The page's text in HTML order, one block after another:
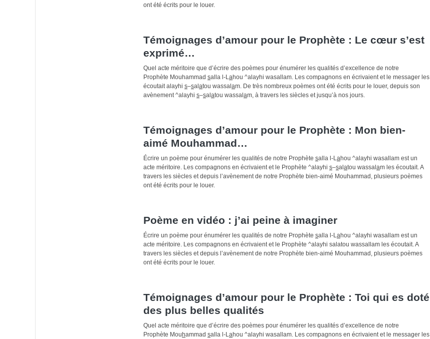
ont été écrits pour le louer.
Témoignages d’amour pour le Prophète : Le cœur s’est
exprimé…
Quel acte méritoire que d’écrire des poèmes pour énumérer les qualités d’excellence de notre
Prophète Mouhammad salla l-L ahou ^alayhi wasallam. Les compagnons en écrivaient et le messager les
écoutait alayhi s–salatou wassalam. De très nombreux poèmes ont été écrits pour le louer, depuis son
avènement ^alayhi s–salatou wassalam, à travers les siècles et jusqu’à nos jours.
Témoignages d’amour pour le Prophète : Mon bien-
aimé Mouhammad…
Écrire un poème pour énumérer les qualités de notre Prophète salla l-L ahou ^alayhi wasallam est un
acte méritoire. Les compagnons en écrivaient et le Prophète ^alayhi s–salatou wassalam les écoutait. A
travers les siècles et depuis l’avènement de notre Prophète bien-aimé Mouhammad, plusieurs poèmes
ont été écrits pour le louer.
Poème en vidéo : j’ai peine à imaginer
Écrire un poème pour énumérer les qualités de notre Prophète salla l-L ahou ^alayhi wasallam est un
acte méritoire. Les compagnons en écrivaient et le Prophète ^alayhi salatou wassallam les écoutait. A
travers les siècles et depuis l’avènement de notre Prophète bien-aimé Mouhammad, plusieurs poèmes
ont été écrits pour le louer.
Témoignages d’amour pour le Prophète : Toi qui es doté
des plus belles qualités
Quel acte méritoire que d’écrire des poèmes pour énumérer les qualités d’excellence de notre
Prophète Mouhammad salla l-L ahou ^alayhi wasallam. Les compagnons en écrivaient et le messager les